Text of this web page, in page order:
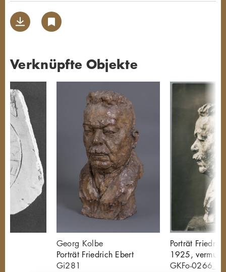
Verknüpfte Objekte
Georg Kolbe
Porträt Friedrich Ebert
Gi281
Porträt
1925,
GKFo-